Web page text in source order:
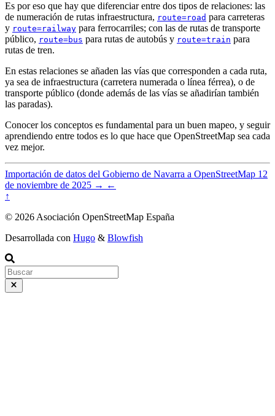
Es por eso que hay que diferenciar entre dos tipos de relaciones: las
de numeración de rutas infraestructura, route=road para carreteras
y route=railway para ferrocarriles; con las de rutas de transporte
público, route=bus para rutas de autobús y route=train para
rutas de tren.
En estas relaciones se añaden las vías que corresponden a cada ruta,
ya sea de infraestructura (carretera numerada o línea férrea), o de
transporte público (donde además de las vías se añadirían también
las paradas).
Conocer los conceptos es fundamental para un buen mapeo, y seguir
aprendiendo entre todos es lo que hace que OpenStreetMap sea cada
vez mejor.
Importación de datos del Gobierno de Navarra a OpenStreetMap 12
de noviembre de 2025 → ←
↑
© 2026 Asociación OpenStreetMap España
Desarrollada con Hugo & Blowfish